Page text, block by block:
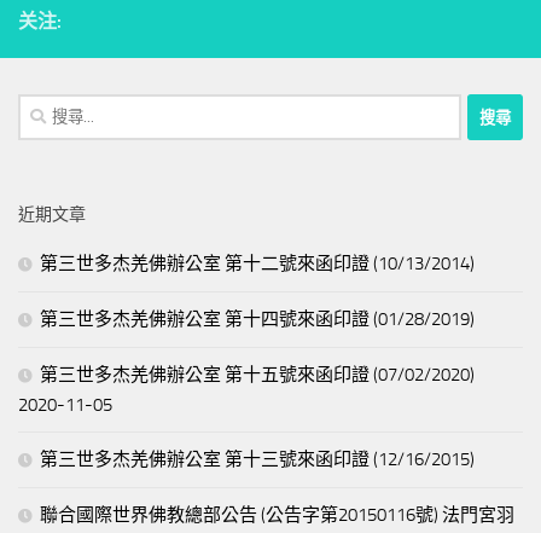
关注:
搜
尋
字:
近期文章
第三世多杰羌佛辦公室 第十二號來函印證 (10/13/2014)
第三世多杰羌佛辦公室 第十四號來函印證 (01/28/2019)
第三世多杰羌佛辦公室 第十五號來函印證 (07/02/2020)
2020-11-05
第三世多杰羌佛辦公室 第十三號來函印證 (12/16/2015)
聯合國際世界佛教總部公告 (公告字第20150116號) 法門宮羽